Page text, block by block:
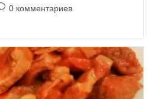
0 комментариев